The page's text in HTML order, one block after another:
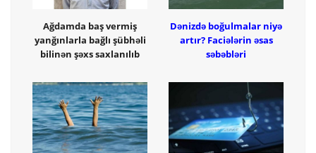
Ağdamda baş vermiş
yanğınlarla bağlı şübhəli
bilinən şəxs saxlanılıb
Dənizdə boğulmalar niyə
artır? Faciələrin əsas
səbəbləri